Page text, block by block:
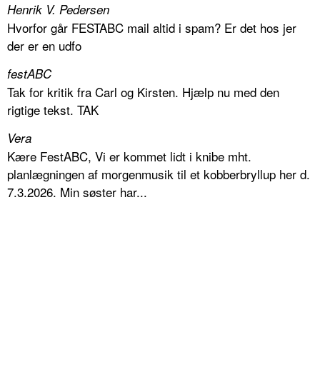
Henrik V. Pedersen
Hvorfor går FESTABC mail altid i spam? Er det hos jer
der er en udfo
festABC
Tak for kritik fra Carl og Kirsten. Hjælp nu med den
rigtige tekst. TAK
Vera
Kære FestABC, Vi er kommet lidt i knibe mht.
planlægningen af morgenmusik til et kobberbryllup her d.
7.3.2026. Min søster har...